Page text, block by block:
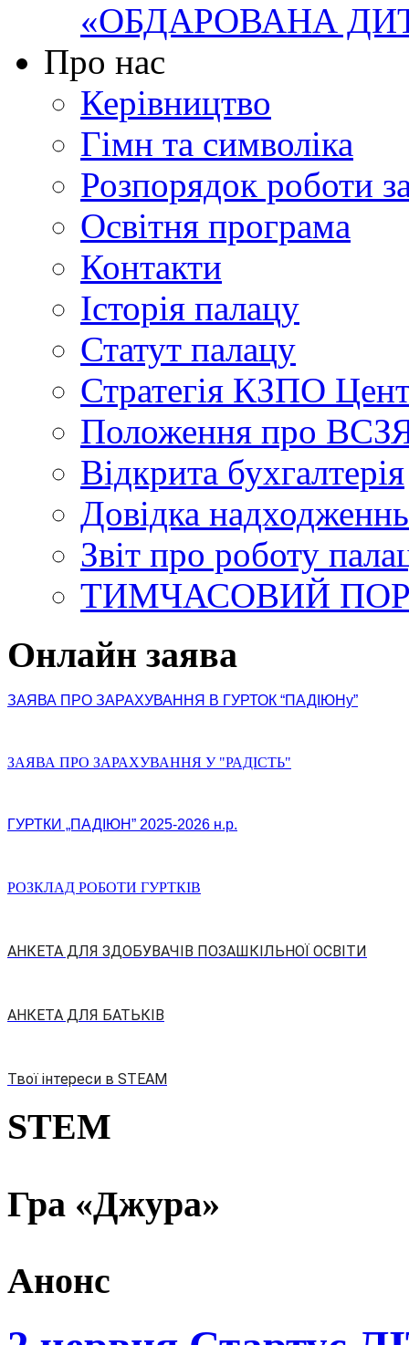
«ОБДАРОВАНА
Про нас
Керівництво
Гімн та символіка
Розпорядок роботи
Освітня програма
Контакти
Історія палацу
Статут палацу
Стратегія КЗПО
Положення про
Відкрита бухгалтерія
Довідка надходженнь
Звіт про роботу
ТИМЧАСОВИЙ
Онлайн заява
ЗАЯВА ПРО ЗАРАХУВАННЯ В ГУРТОК “ПАДІЮНу”
ЗАЯВА ПРО ЗАРАХУВАННЯ У "РАДІСТЬ"
ГУРТКИ „ПАДІЮН” 2025-2026 н.р.
РОЗКЛАД РОБОТИ ГУРТКІВ
АНКЕТА ДЛЯ ЗДОБУВАЧІВ ПОЗАШКІЛЬНОЇ ОСВІТИ
АНКЕТА ДЛЯ БАТЬКІВ
Твої інтереси в STEAM
STEM
Гра «Джура»
Анонс